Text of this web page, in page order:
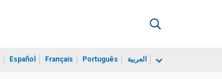
Español Français Português العربية